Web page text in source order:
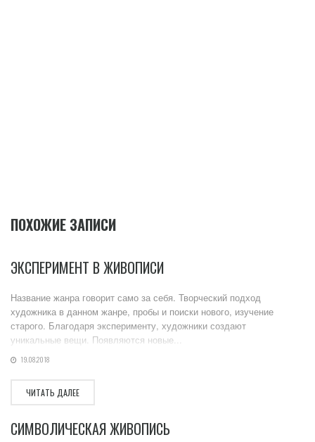
ПОХОЖИЕ ЗАПИСИ
ЭКСПЕРИМЕНТ В ЖИВОПИСИ
Название жанра говорит само за себя. Творческий подход
художника в данном жанре, пробы и поиски нового, изучение
старого. Благодаря эксперименту, художники создают
уникальные вещи. Появляются новые...
19.08.2018
ЧИТАТЬ ДАЛЕЕ
СИМВОЛИЧЕСКАЯ ЖИВОПИСЬ